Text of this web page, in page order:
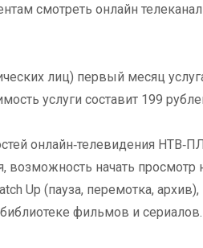
смотреть онлайн
лиц) первый месяц
услуги составит 199
онлайн‑телевидения
возможность начать просмотр
Up (пауза, перемотка,
фильмов и сериалов.